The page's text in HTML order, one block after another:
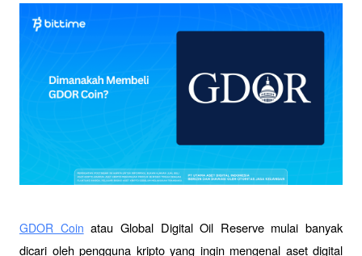
GDOR Coin atau Global Digital Oil Reserve mulai banyak
dicari oleh pengguna kripto yang ingin mengenal aset digital